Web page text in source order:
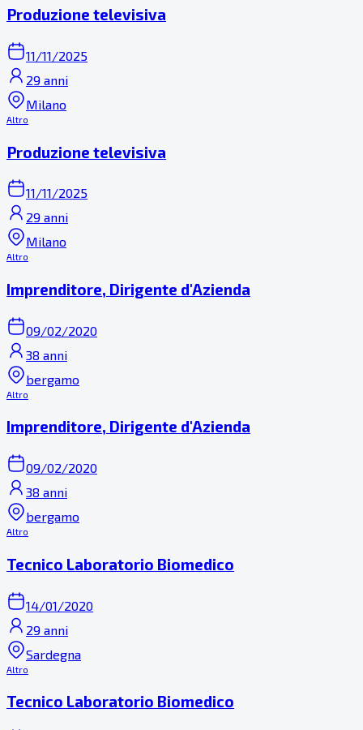
Produzione televisiva
11/11/2025
29 anni
Milano
Altro
Produzione televisiva
11/11/2025
29 anni
Milano
Altro
Imprenditore, Dirigente d'Azienda
09/02/2020
38 anni
bergamo
Altro
Imprenditore, Dirigente d'Azienda
09/02/2020
38 anni
bergamo
Altro
Tecnico Laboratorio Biomedico
14/01/2020
29 anni
Sardegna
Altro
Tecnico Laboratorio Biomedico